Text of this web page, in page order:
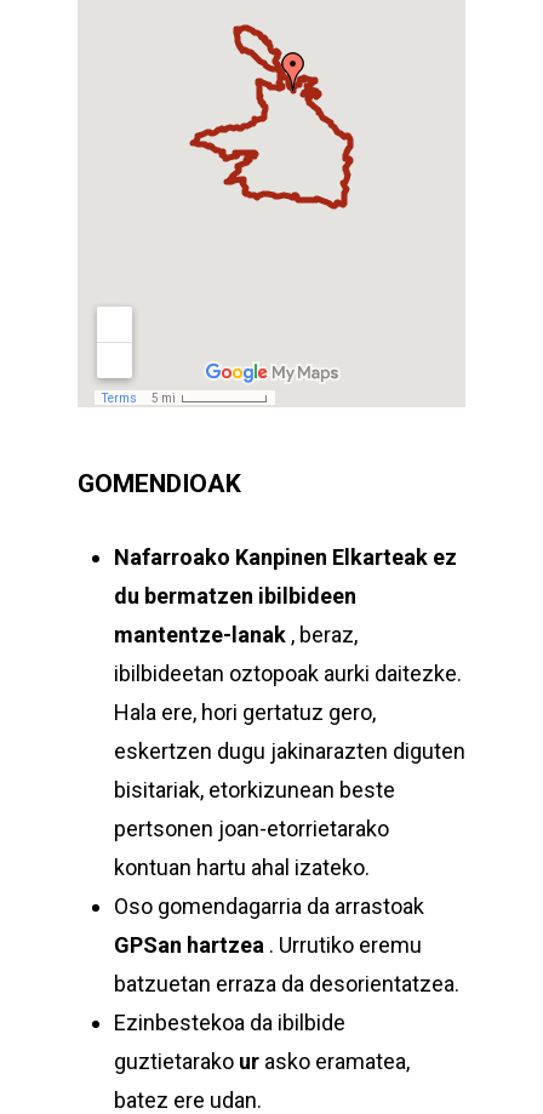
GOMENDIOAK
Nafarroako Kanpinen Elkarteak ez
du bermatzen ibilbideen
mantentze-lanak , beraz,
ibilbideetan oztopoak aurki daitezke.
Hala ere, hori gertatuz gero,
eskertzen dugu jakinarazten diguten
bisitariak, etorkizunean beste
pertsonen joan-etorrietarako
kontuan hartu ahal izateko.
Oso gomendagarria da arrastoak
GPSan hartzea . Urrutiko eremu
batzuetan erraza da desorientatzea.
Ezinbestekoa da ibilbide
guztietarako ur asko eramatea,
batez ere udan.